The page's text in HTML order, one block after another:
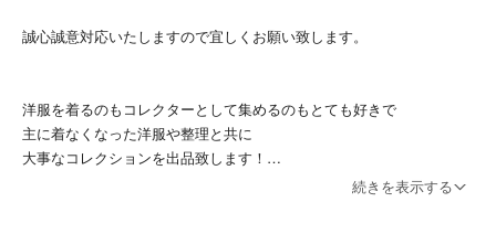
・生成り系
誠心誠意対応いたしますので宜しくお願い致します。
洋服を着るのもコレクターとして集めるのもとても好きで
主に着なくなった洋服や整理と共に
大事なコレクションを出品致します！
続きを表示する